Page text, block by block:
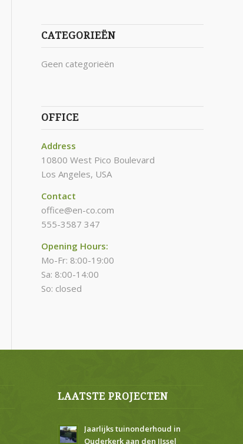
CATEGORIEËN
Geen categorieën
OFFICE
Address
10800 West Pico Boulevard
Los Angeles, USA
Contact
office@en-co.com
555-3587 347
Opening Hours:
Mo-Fr: 8:00-19:00
Sa: 8:00-14:00
So: closed
LAATSTE PROJECTEN
Jaarlijks tuinonderhoud in
Ouderkerk aan den IJssel